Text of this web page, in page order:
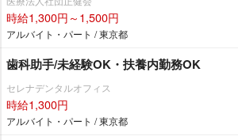
時給1,300円～1,500円
アルバイト・パート / 東京都
歯科助手/未経験OK・扶養内勤務OK
セレナデンタルオフィス
時給1,300円
アルバイト・パート / 東京都